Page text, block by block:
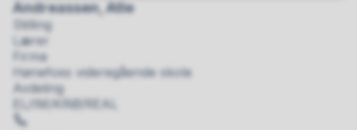
Andreassen, Atle
Stilling
Lærer
Firma
Hønefoss videregående skole
Avdeling
EL/IM/KRØ/REAL